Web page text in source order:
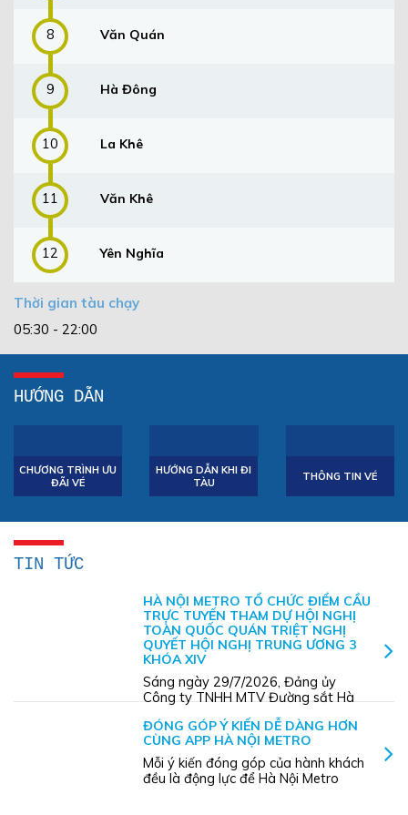
8 Văn Quán
9 Hà Đông
10 La Khê
11 Văn Khê
12 Yên Nghĩa
Thời gian tàu chạy
05:30 - 22:00
HƯỚNG DẪN
CHƯƠNG TRÌNH ƯU
ĐÃI VÉ
HƯỚNG DẪN KHI ĐI
TÀU
THÔNG TIN VÉ
TIN TỨC
HÀ NỘI METRO TỔ CHỨC ĐIỂM CẦU
TRỰC TUYẾN THAM DỰ HỘI NGHỊ
TOÀN QUỐC QUÁN TRIỆT NGHỊ
QUYẾT HỘI NGHỊ TRUNG ƯƠNG 3
KHÓA XIV
Sáng ngày 29/7/2026, Đảng ủy
Công ty TNHH MTV Đường sắt Hà
Nội (Hà Nội Metro) đã tổ chức hai
điểm cầu trực tuyến tham dự Hội
nghị toàn quốc nghiên cứu, học tập,
quán triệt và triển khai thực hiện
Nghị quyết Hội nghị lần thứ ba Ban
ĐÓNG GÓP Ý KIẾN DỄ DÀNG HƠN
CÙNG APP HÀ NỘI METRO
Mỗi ý kiến đóng góp của hành khách
đều là động lực để Hà Nội Metro